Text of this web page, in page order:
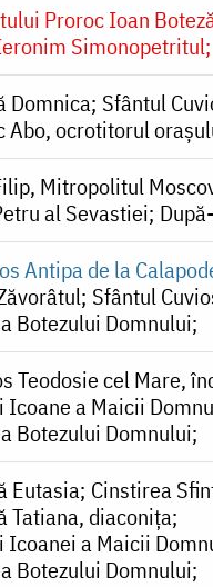
Proroc Ioan
Simonopetritul
Domnica Sfântul
Abo, ocrotitorul
Mitropolitul
al Sevastiei
Antipa de la
Sfântul
Botezului Domnului
Teodosie cel Mare,
Icoane a Maicii
Botezului Domnului
Eutasia Cinstirea
Tatiana, diaconița
a Maicii
Botezului Domnului